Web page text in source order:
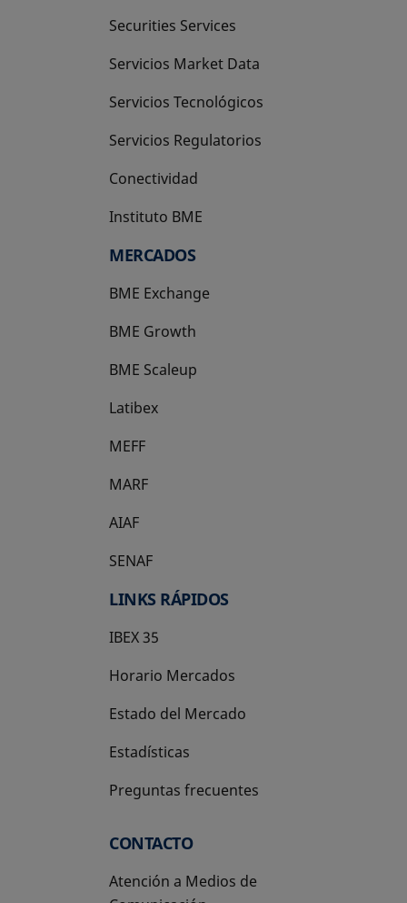
Securities Services
Servicios Market Data
Servicios Tecnológicos
Servicios Regulatorios
Conectividad
Instituto BME
se abre en una pestaña nueva
MERCADOS
BME Exchange
BME Growth
se abre en una pestaña nueva
BME Scaleup
se abre en una pestaña nueva
Latibex
se abre en una pestaña nueva
MEFF
se abre en una pestaña nueva
MARF
AIAF
SENAF
LINKS RÁPIDOS
IBEX 35
Horario Mercados
Estado del Mercado
Estadísticas
Preguntas frecuentes
CONTACTO
Atención a Medios de